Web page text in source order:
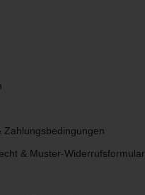
Zahlungsbedingungen
& Muster-Widerrufsformular